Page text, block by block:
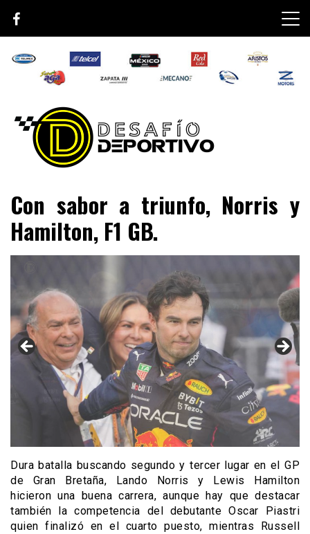
content
Desafío Deportivo
Con sabor a triunfo, Norris y
Hamilton, F1 GB.
Dura batalla buscando segundo y tercer lugar en el GP
de Gran Bretaña, Lando Norris y Lewis Hamilton
hicieron una buena carrera, aunque hay que destacar
también la competencia del debutante Oscar Piastri
quien finalizó en el cuarto puesto, mientras Russell